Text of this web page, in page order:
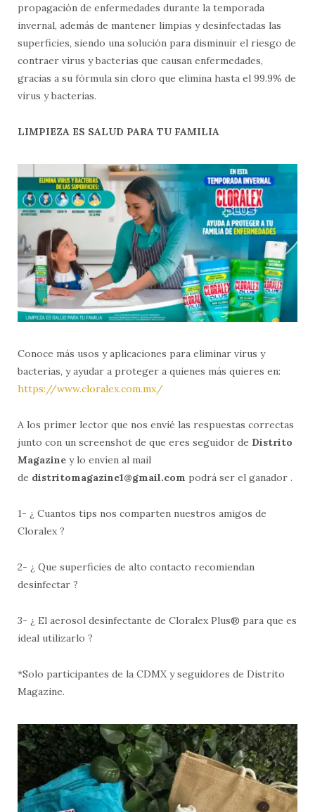
propagación de enfermedades durante la temporada
invernal, además de mantener limpias y desinfectadas las
superficies, siendo una solución para disminuir el riesgo de
contraer virus y bacterias que causan enfermedades,
gracias a su fórmula sin cloro que elimina hasta el 99.9% de
virus y bacterias.
LIMPIEZA ES SALUD PARA TU FAMILIA
Conoce más usos y aplicaciones para eliminar virus y
bacterias, y ayudar a proteger a quienes más quieres en:
https://www.cloralex.com.mx/
A los primer lector que nos envié las respuestas correctas
junto con un screenshot de que eres seguidor de Distrito
Magazine y lo envíen al mail
de distritomagazine1@gmail.com podrá ser el ganador .
1- ¿ Cuantos tips nos comparten nuestros amigos de
Cloralex ?
2- ¿ Que superficies de alto contacto recomiendan
desinfectar ?
3- ¿ El aerosol desinfectante de Cloralex Plus® para que es
ideal utilizarlo ?
*Solo participantes de la CDMX y seguidores de Distrito
Magazine.